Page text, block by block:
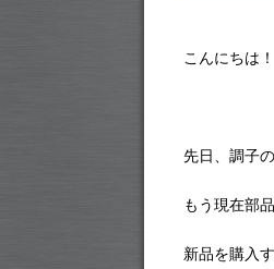
こんにちは！
先日、調子
もう現在部
新品を購入